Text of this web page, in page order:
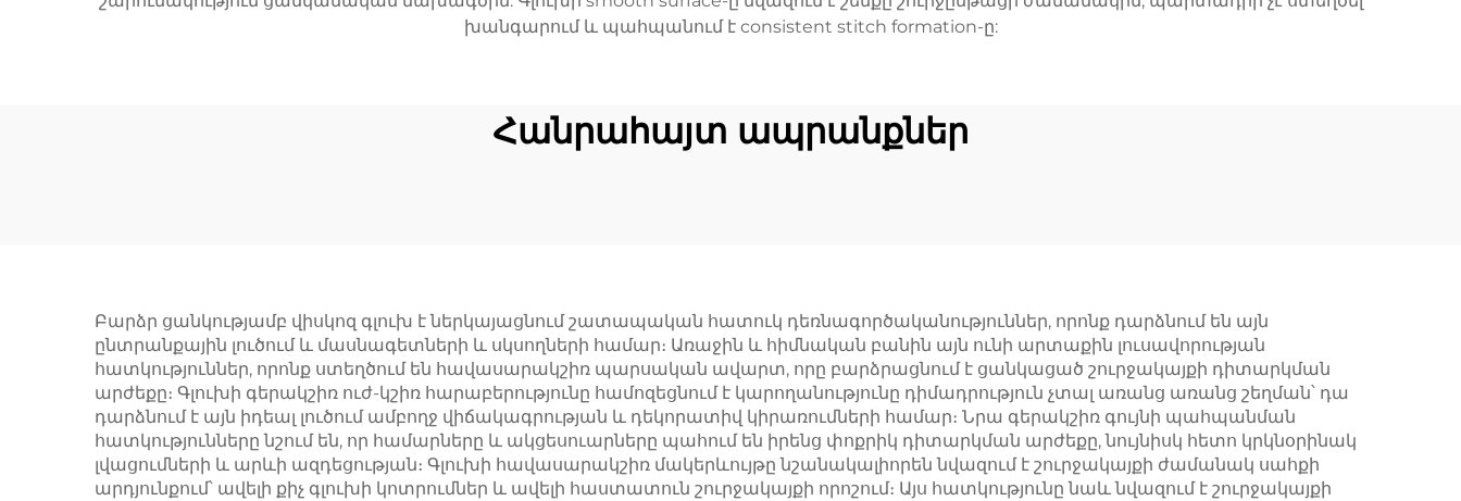
խանգարում և պահպանում է consistent stitch formation-ը:
Հանրահայտ ապրանքներ
Բարձր ցանկությամբ վիսկոզ գլուխ է ներկայացնում շատապական հատուկ դեռնագործականություններ, որոնք դարձնում են այն
ընտրանքային լուծում և մասնագետների և սկսողների համար։ Առաջին և հիմնական բանին այն ունի արտաքին լուսավորության
հատկություններ, որոնք ստեղծում են հավասարակշիռ պարսական ավարտ, որը բարձրացնում է ցանկացած շուրջակայքի դիտարկման
արժեքը։ Գլուխի գերակշիռ ուժ-կշիռ հարաբերությունը համոզեցնում է կարողանությունը դիմադրություն չտալ առանց առանց շեղման՝ դա
դարձնում է այն իդեալ լուծում ամբողջ վիճակագրության և դեկորատիվ կիրառումների համար։ Նրա գերակշիռ գույնի պահպանման
հատկությունները նշում են, որ համարները և ակցեսուարները պահում են իրենց փոքրիկ դիտարկման արժեքը, նույնիսկ հետո կրկնօրինակ
լվացումների և արևի ազդեցության։ Գլուխի հավասարակշիռ մակերևույթը նշանակալիորեն նվազում է շուրջակայքի ժամանակ սահքի
արդյունքում՝ ավելի քիչ գլուխի կոտրումներ և ավելի հաստատուն շուրջակայքի որոշում։ Այս հատկությունը նաև նվազում է շուրջակայքի